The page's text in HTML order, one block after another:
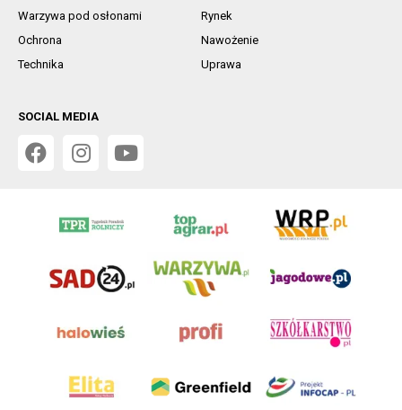
Warzywa pod osłonami
Rynek
Ochrona
Nawożenie
Technika
Uprawa
SOCIAL MEDIA